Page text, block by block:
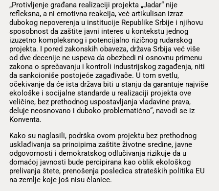
„Protivljenje građana realizaciji projekta „Jadar“ nije
refleksna, a ni emotivna reakcija, već artikulisan izraz
dubokog nepoverenja u institucije Republike Srbije i njihovu
sposobnost da zaštite javni interes u kontekstu jednog
izuzetno kompleksnog i potencijalno rizičnog rudarskog
projekta. I pored zakonskih obaveza, država Srbija već više
od dve decenije ne uspeva da obezbedi ni osnovnu primenu
zakona o sprečavanju i kontroli industrijskog zagađenja, niti
da sankcioniše postojeće zagađivače. U tom svetlu,
očekivanje da će ista država biti u stanju da garantuje najviše
ekološke i socijalne standarde u realizaciji projekta ove
veličine, bez prethodnog uspostavljanja vladavine prava,
deluje neosnovano i duboko problematično“, navodi se iz
Konventa.
Kako su naglasili, podrška ovom projektu bez prethodnog
usklađivanja sa principima zaštite životne sredine, javne
odgovornosti i demokratskog odlučivanja rizikuje da u
domaćoj javnosti bude percipirana kao oblik ekološkog
prelivanja štete, prenošenja posledica strateških politika EU
na zemlje koje još nisu članice.